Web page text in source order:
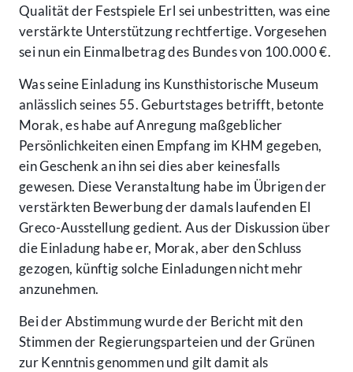
Qualität der Festspiele Erl sei unbestritten, was eine
verstärkte Unterstützung rechtfertige. Vorgesehen
sei nun ein Einmalbetrag des Bundes von 100.000 €.
Was seine Einladung ins Kunsthistorische Museum
anlässlich seines 55. Geburtstages betrifft, betonte
Morak, es habe auf Anregung maßgeblicher
Persönlichkeiten einen Empfang im KHM gegeben,
ein Geschenk an ihn sei dies aber keinesfalls
gewesen. Diese Veranstaltung habe im Übrigen der
verstärkten Bewerbung der damals laufenden El
Greco-Ausstellung gedient. Aus der Diskussion über
die Einladung habe er, Morak, aber den Schluss
gezogen, künftig solche Einladungen nicht mehr
anzunehmen.
Bei der Abstimmung wurde der Bericht mit den
Stimmen der Regierungsparteien und der Grünen
zur Kenntnis genommen und gilt damit als